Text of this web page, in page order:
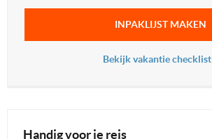
INPAKLIJST MAKEN
Bekijk vakantie checklist
Handig voor je reis